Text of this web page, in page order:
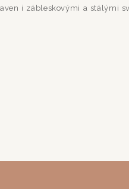
i zábleskovými a stálými